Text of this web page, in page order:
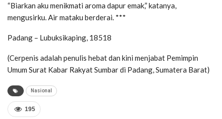
“Biarkan aku menikmati aroma dapur emak,” katanya,
mengusirku. Air mataku berderai. ***
Padang – Lubuksikaping, 18518
(Cerpenis adalah penulis hebat dan kini menjabat Pemimpin
Umum Surat Kabar Rakyat Sumbar di Padang, Sumatera Barat)
Nasional
195